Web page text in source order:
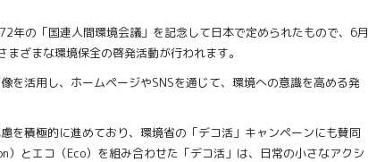
年の「国連人間環境会議」を記念して日本で定められたもので、6月
ざまな環境保全の啓発活動が行われます。
を活用し、ホームページやSNSを通じて、環境への意識を高める発
を積極的に進めており、環境省の「デコ活」キャンペーンにも賛同
とエコ（Eco）を組み合わせた「デコ活」は、日常の小さなアクシ